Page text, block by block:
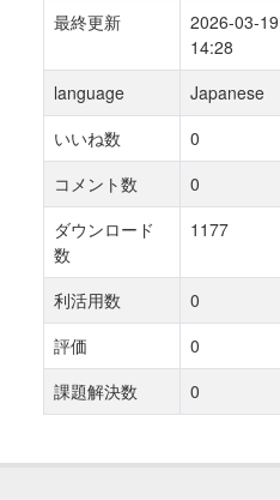
最終更新
2026-03-19
14:28
language
Japanese
いいね数
0
コメント数
0
ダウンロード
数
1177
利活用数
0
評価
0
課題解決数
0